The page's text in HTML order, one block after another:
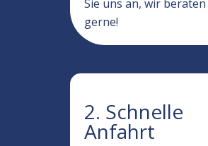
Sie uns an, wir beraten
gerne!
2. Schnelle
Anfahrt